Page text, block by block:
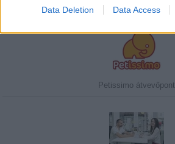
Data Deletion Data Access
Petissimo átvevőpont